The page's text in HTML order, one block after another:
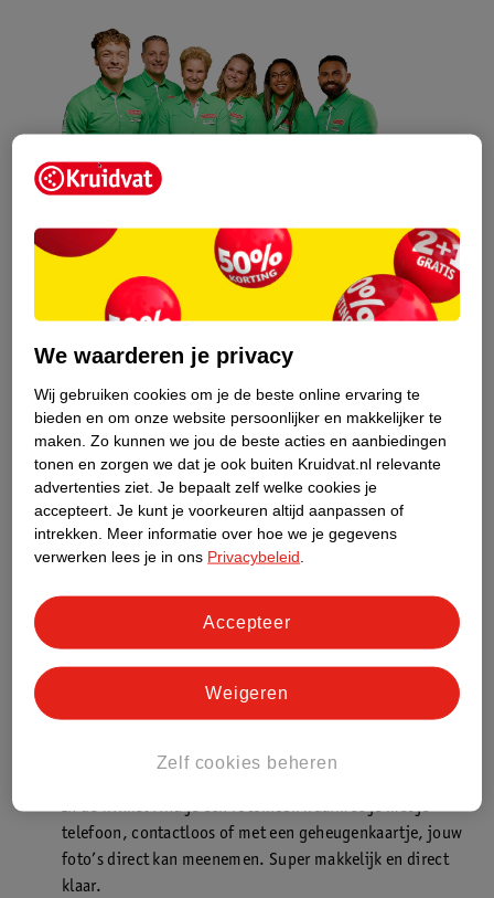
Kruidvat is een erkend specialist in
zelfzorg, ook online. Wat je
gezondheidsvraag ook is, stel hem aan
Stel je gezondheidsvraag
Ook in deze winkel
Kruidvat.nl ophaalpunt
Laat je bestelling snel en gemakkelijk bezorgen in de
Kruidvat is een gecertificeerd drogist. Dit betekent dat je
In de winkel vind je een fotokiosk waarmee je met je
telefoon, contactloos of met een geheugenkaartje, jouw
foto’s direct kan meenemen. Super makkelijk en direct
klaar.
We waarderen je privacy
Wij gebruiken cookies om je de beste online ervaring te
bieden en om onze website persoonlijker en makkelijker te
maken. Zo kunnen we jou de beste acties en aanbiedingen
tonen en zorgen we dat je ook buiten Kruidvat.nl relevante
advertenties ziet. Je bepaalt zelf welke cookies je
accepteert. Je kunt je voorkeuren altijd aanpassen of
intrekken.
Meer informatie over hoe we je gegevens
verwerken lees je in ons Privacybeleid
Zelf cookies beheren
Weigeren
Accepteer